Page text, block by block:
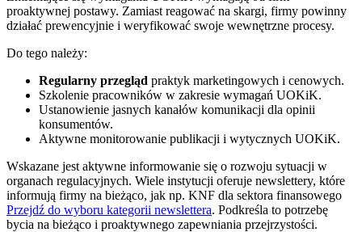
proaktywnej postawy. Zamiast reagować na skargi, firmy powinny
działać prewencyjnie i weryfikować swoje wewnętrzne procesy.
Do tego należy:
Regularny przegląd praktyk marketingowych i cenowych.
Szkolenie pracowników w zakresie wymagań UOKiK.
Ustanowienie jasnych kanałów komunikacji dla opinii
konsumentów.
Aktywne monitorowanie publikacji i wytycznych UOKiK.
Wskazane jest aktywne informowanie się o rozwoju sytuacji w
organach regulacyjnych. Wiele instytucji oferuje newslettery, które
informują firmy na bieżąco, jak np. KNF dla sektora finansowego
Przejdź do wyboru kategorii newslettera. Podkreśla to potrzebę
bycia na bieżąco i proaktywnego zapewniania przejrzystości.